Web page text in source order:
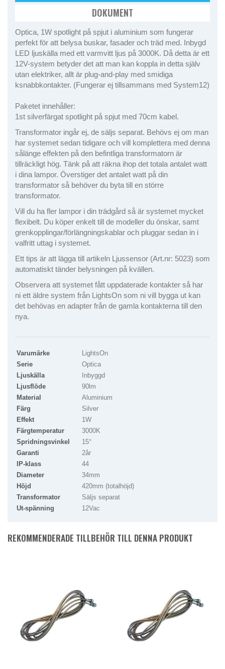
DOKUMENT
Optica, 1W spotlight på spjut i aluminium som fungerar
perfekt för att belysa buskar, fasader och träd med. Inbygd
LED ljuskälla med ett varmvitt ljus på 3000K. Då detta är ett
12V-system betyder det att man kan koppla in detta själv
utan elektriker, allt är plug-and-play med smidiga
ksnabbkontakter. (Fungerar ej tillsammans med System12)
Paketet innehåller:
1st silverfärgat spotlight på spjut med 70cm kabel.
Transformator ingår ej, de säljs separat. Behövs ej om man
har systemet sedan tidigare och vill komplettera med denna
sålänge effekten på den befintliga transformatorn är
tillräckligt hög. Tänk på att räkna ihop det totala antalet watt
i dina lampor. Överstiger det antalet watt på din
transformator så behöver du byta till en större
transformator.
Vill du ha fler lampor i din trädgård så är systemet mycket
flexibelt. Du köper enkelt till de modeller du önskar, samt
grenkopplingar/förlängningskablar och pluggar sedan in i
valfritt uttag i systemet.
Ett tips är att lägga till artikeln Ljussensor (Art.nr: 5023) som
automatiskt tänder belysningen på kvällen.
Observera att systemet fått uppdaterade kontakter så har
ni ett äldre system från LightsOn som ni vill bygga ut kan
det behövas en adapter från de gamla kontakterna till den
nya.
Varumärke
LightsOn
Serie
Optica
Ljuskälla
Inbyggd
Ljusflöde
90lm
Material
Aluminium
Färg
Silver
Effekt
1W
Färgtemperatur
3000K
Spridningsvinkel
15°
Garanti
2år
IP-klass
44
Diameter
34mm
Höjd
420mm (totalhöjd)
Transformator
Säljs separat
Ut-spänning
12Vac
REKOMMENDERADE TILLBEHÖR TILL DENNA PRODUKT